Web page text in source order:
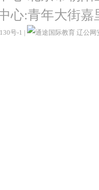
心:青年大街
号-1 | 辽公网